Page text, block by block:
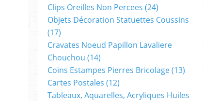
Clips Oreilles Non Percees (24)
Objets Décoration Statuettes Coussins
(17)
Cravates Noeud Papillon Lavaliere
Chouchou (14)
Coins Estampes Pierres Bricolage(13)
Cartes Postales (12)
Tableaux, Aquarelles, Acryliques Huiles